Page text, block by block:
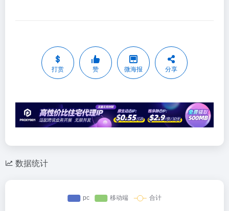
打赏 赞 微海报 分享
数据统计